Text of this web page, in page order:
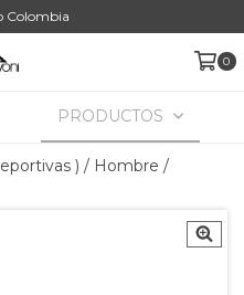
Colombia
0
PRODUCTOS
) / Hombre /